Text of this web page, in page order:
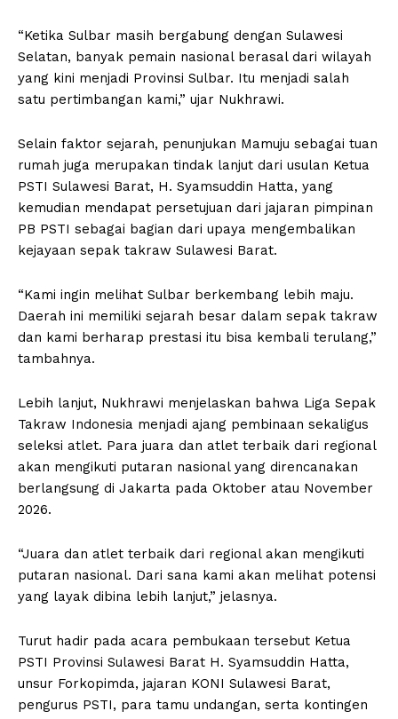
“Ketika Sulbar masih bergabung dengan Sulawesi
Selatan, banyak pemain nasional berasal dari wilayah
yang kini menjadi Provinsi Sulbar. Itu menjadi salah
satu pertimbangan kami,” ujar Nukhrawi.
Selain faktor sejarah, penunjukan Mamuju sebagai tuan
rumah juga merupakan tindak lanjut dari usulan Ketua
PSTI Sulawesi Barat, H. Syamsuddin Hatta, yang
kemudian mendapat persetujuan dari jajaran pimpinan
PB PSTI sebagai bagian dari upaya mengembalikan
kejayaan sepak takraw Sulawesi Barat.
“Kami ingin melihat Sulbar berkembang lebih maju.
Daerah ini memiliki sejarah besar dalam sepak takraw
dan kami berharap prestasi itu bisa kembali terulang,”
tambahnya.
Lebih lanjut, Nukhrawi menjelaskan bahwa Liga Sepak
Takraw Indonesia menjadi ajang pembinaan sekaligus
seleksi atlet. Para juara dan atlet terbaik dari regional
akan mengikuti putaran nasional yang direncanakan
berlangsung di Jakarta pada Oktober atau November
2026.
“Juara dan atlet terbaik dari regional akan mengikuti
putaran nasional. Dari sana kami akan melihat potensi
yang layak dibina lebih lanjut,” jelasnya.
Turut hadir pada acara pembukaan tersebut Ketua
PSTI Provinsi Sulawesi Barat H. Syamsuddin Hatta,
unsur Forkopimda, jajaran KONI Sulawesi Barat,
pengurus PSTI, para tamu undangan, serta kontingen